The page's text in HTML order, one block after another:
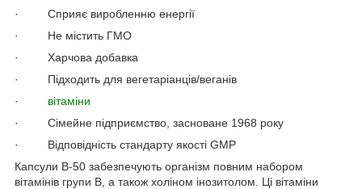
· Сприяє виробленню енергії
· Не містить ГМО
· Харчова добавка
· Підходить для вегетаріанців/веганів
· вітаміни
· Сімейне підприємство, засноване 1968 року
· Відповідність стандарту якості GMP
Капсули B-50 забезпечують організм повним набором
вітамінів групи B, а також холіном інозитолом. Ці вітаміни